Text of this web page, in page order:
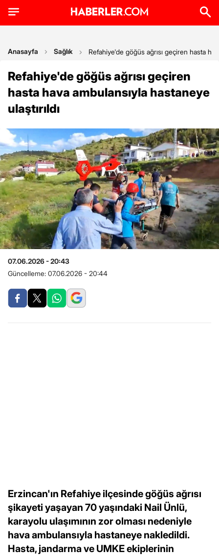
Anasayfa Sağlık Refahiye'de göğüs ağrısı geçiren hasta
Refahiye'de göğüs ağrısı geçiren
hasta hava ambulansıyla hastaneye
ulaştırıldı
07.06.2026 - 20:43
Güncelleme: 07.06.2026 - 20:44
Erzincan'ın Refahiye ilçesinde göğüs ağrısı
şikayeti yaşayan 70 yaşındaki Nail Ünlü,
karayolu ulaşımının zor olması nedeniyle
hava ambulansıyla hastaneye nakledildi.
Hasta, jandarma ve UMKE ekiplerinin